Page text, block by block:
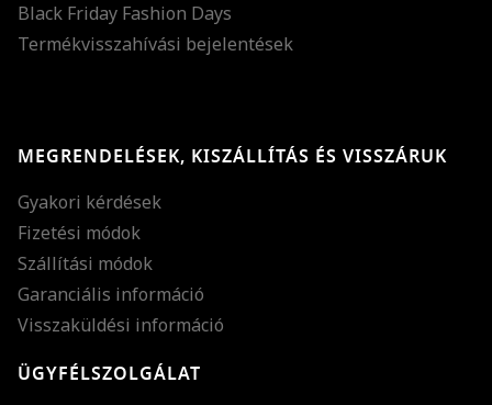
Black Friday Fashion Days
Termékvisszahívási bejelentések
MEGRENDELÉSEK, KISZÁLLÍTÁS ÉS VISSZÁRUK
Gyakori kérdések
Fizetési módok
Szállítási módok
Garanciális információ
Visszaküldési információ
ÜGYFÉLSZOLGÁLAT